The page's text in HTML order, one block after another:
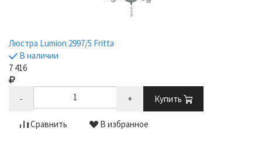
Люстра Lumion 2997/5 Fritta
В наличии
7 416
- + Купить
Сравнить В избранное